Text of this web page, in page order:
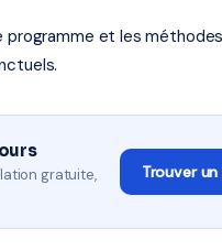
et les
gratuite,
Trouver